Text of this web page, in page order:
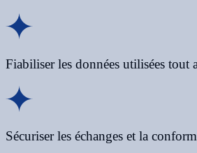
Fiabiliser les données utilisées tout
Sécuriser les échanges et la